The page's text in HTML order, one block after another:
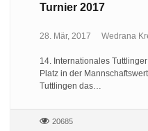
Turnier 2017
28. Mär, 2017 Wedrana
14. Internationales
Platz in der
Tuttlingen das…
20685